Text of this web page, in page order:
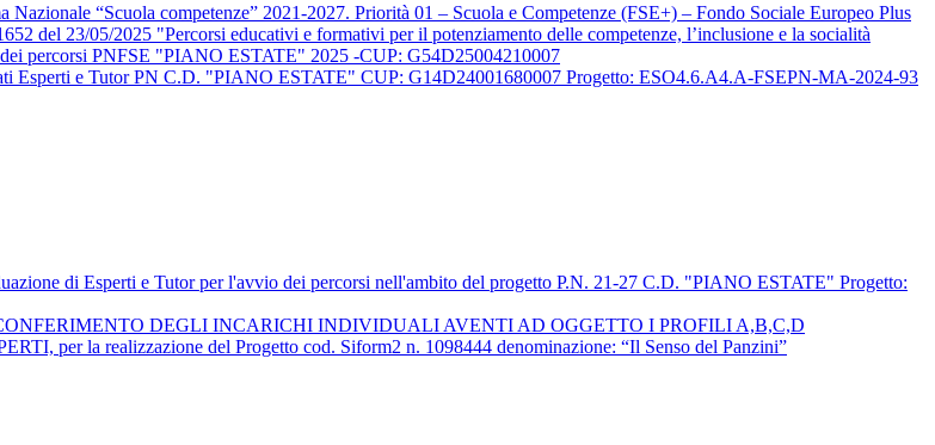
“Scuola competenze” 2021-2027. Priorità 01 – Scuola e Competenze (FSE+) – Fondo Sociale Europeo Plus
del 23/05/2025 "Percorsi educativi e formativi per il potenziamento delle competenze, l’inclusione e la socialità
percorsi PNFSE "PIANO ESTATE" 2025 -CUP: G54D25004210007
Esperti e Tutor PN C.D. "PIANO ESTATE" CUP: G14D24001680007 Progetto: ESO4.6.A4.A-FSEPN-MA-2024-93
di Esperti e Tutor per l'avvio dei percorsi nell'ambito del progetto P.N. 21-27 C.D. "PIANO ESTATE" Progetto:
DEGLI INCARICHI INDIVIDUALI AVENTI AD OGGETTO I PROFILI A,B,C,D
per la realizzazione del Progetto cod. Siform2 n. 1098444 denominazione: “Il Senso del Panzini”